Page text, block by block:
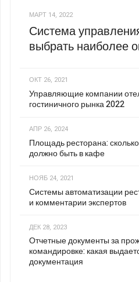
МАРТ 14, 2022
Система
выбрать наиболее
ОКТ 26, 2021
Управляющие компании
гостиничного рынка 2022
АПР 26, 2024
Площадь ресторана:
должно быть в кафе
НОЯБ 24, 2021
Системы автоматизации
и комментарии экспертов
ДЕК 28, 2023
Отчетные документы за
командировке: какая
документация